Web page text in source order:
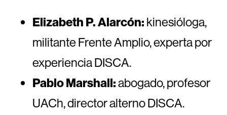
Elizabeth P. Alarcón: kinesióloga,
militante Frente Amplio, experta por
experiencia DISCA.
Pablo Marshall:abogado, profesor
UACh, director alterno DISCA.